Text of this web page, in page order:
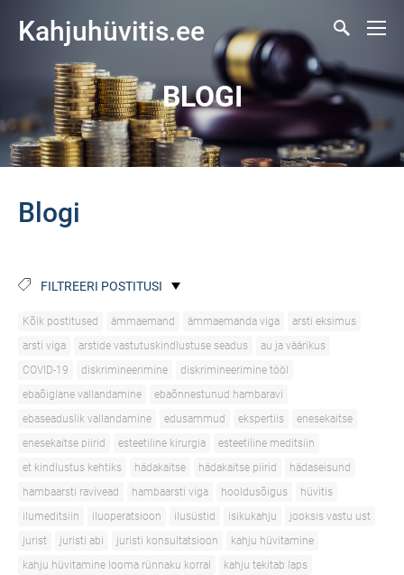
Kahjuhüvitis.ee
BLOGI
Blogi
FILTREERI POSTITUSI
Kõik postitused ämmaemand ämmaemanda viga
arsti eksimus
arsti viga
arstide vastutuskindlustuse seadus
au ja väärikus
COVID-19
diskrimineerimine
diskrimineerimine tööl
ebaõiglane vallandamine
ebaõnnestunud hambaravi
ebaseaduslik vallandamine
edusammud ekspertiis
enesekaitse
enesekaitse piirid
esteetiline kirurgia
esteetiline meditsiin
et kindlustus kehtiks
hädakaitse hädakaitse piirid
hädaseisund
hambaarsti ravivead
hambaarsti viga hooldusõigus
hüvitis
ilumeditsiin
iluoperatsioon ilusüstid isikukahju
jooksis vastu ust
jurist
juristi abi juristi konsultatsioon
kahju hüvitamine
kahju hüvitamine looma rünnaku korral
kahju tekitab laps